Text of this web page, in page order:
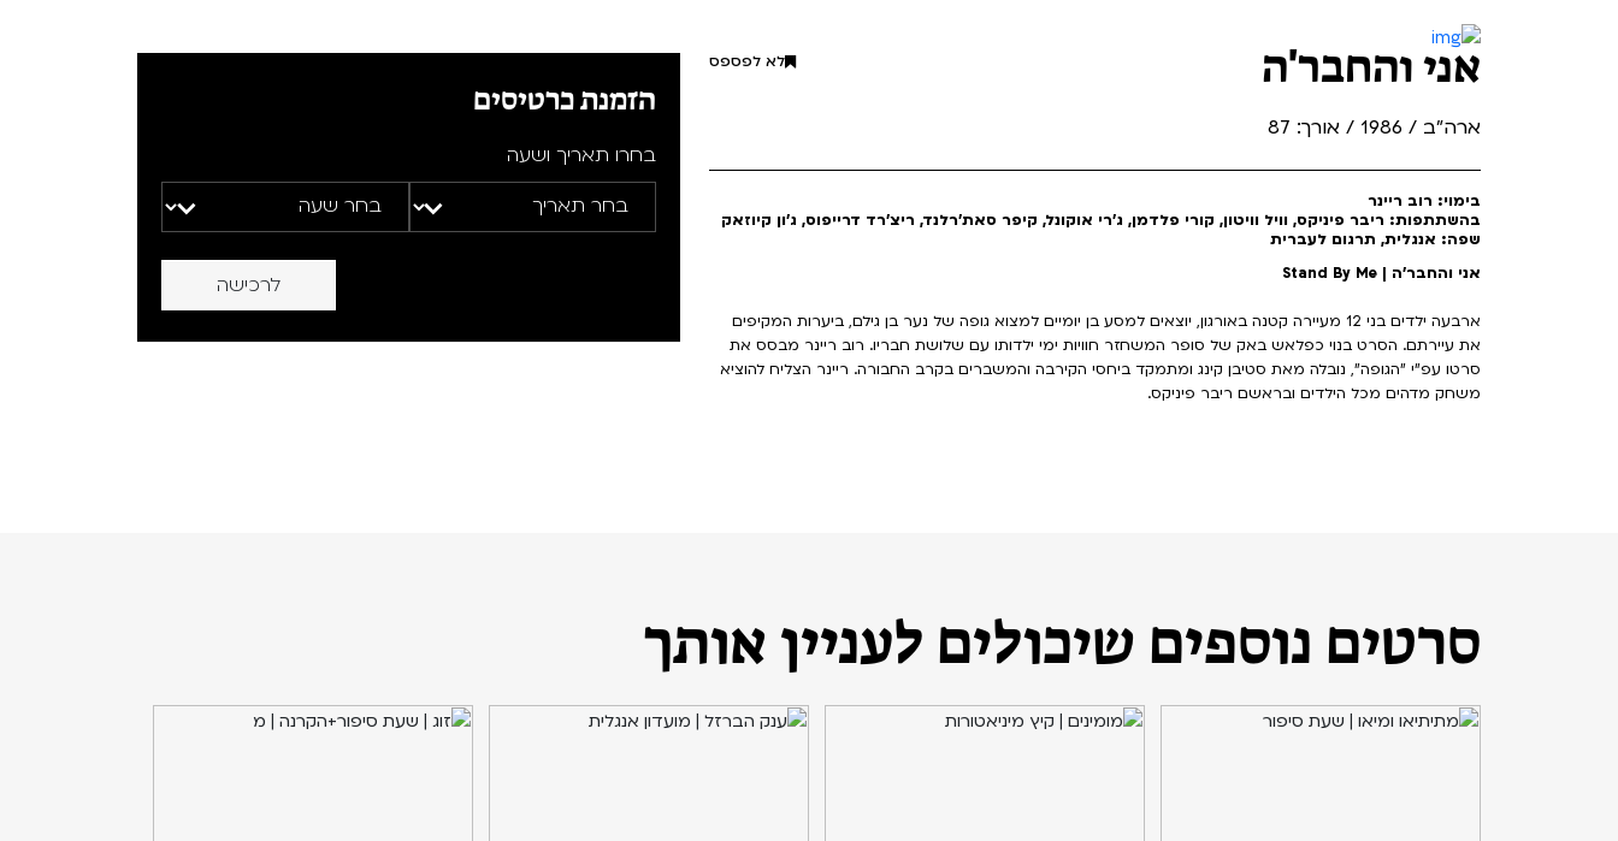
אני והחבר'ה
ארה"ב / 1986 / אורך: 87
לא לפספס
בימוי: רוב ריינר
בהשתתפות: ריבר פיניקס, וויל וויטון, קורי פלדמן, ג'רי אוקונל, קיפר סאת'רלנד, ריצ'רד דרייפוס, ג'ון קיוזאק
שפה: אנגלית, תרגום לעברית
אני והחבר'ה | Stand By Me
ארבעה ילדים בני 12 מעיירה קטנה באורגון, יוצאים למסע בן יומיים למצוא גופה של נער בן גילם, ביערות המקיפים
את עיירתם. הסרט בנוי כפלאש באק של סופר המשחזר חוויות ימי ילדותו עם שלושת חבריו. רוב ריינר מבסס את
סרטו עפ"י "הגופה", נובלה מאת סטיבן קינג ומתמקד ביחסי הקירבה והמשברים בקרב החבורה. ריינר הצליח להוציא
משחק מדהים מכל הילדים ובראשם ריבר פיניקס.
הזמנת כרטיסים
בחרו תאריך ושעה
לרכישה
סרטים נוספים שיכולים לעניין אותך